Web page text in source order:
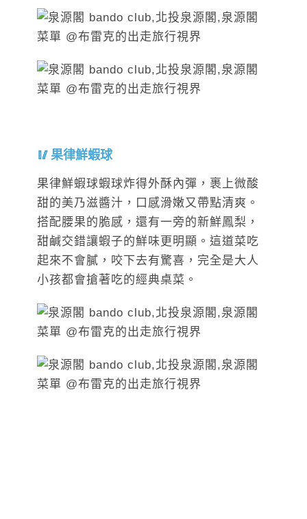
果律鮮蝦球
果律鮮蝦球蝦球炸得外酥內彈，裹上微酸
甜的美乃滋醬汁，口感滑嫩又帶點清爽。
搭配腰果的脆感，還有一旁的新鮮鳳梨，
甜鹹交錯讓蝦子的鮮味更明顯。這道菜吃
起來不會膩，咬下去有驚喜，完全是大人
小孩都會搶著吃的經典桌菜。